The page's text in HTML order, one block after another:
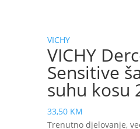
VICHY
VICHY
Sensitive
suhu kosu
33,50 KM
Trenutno djelovanje,